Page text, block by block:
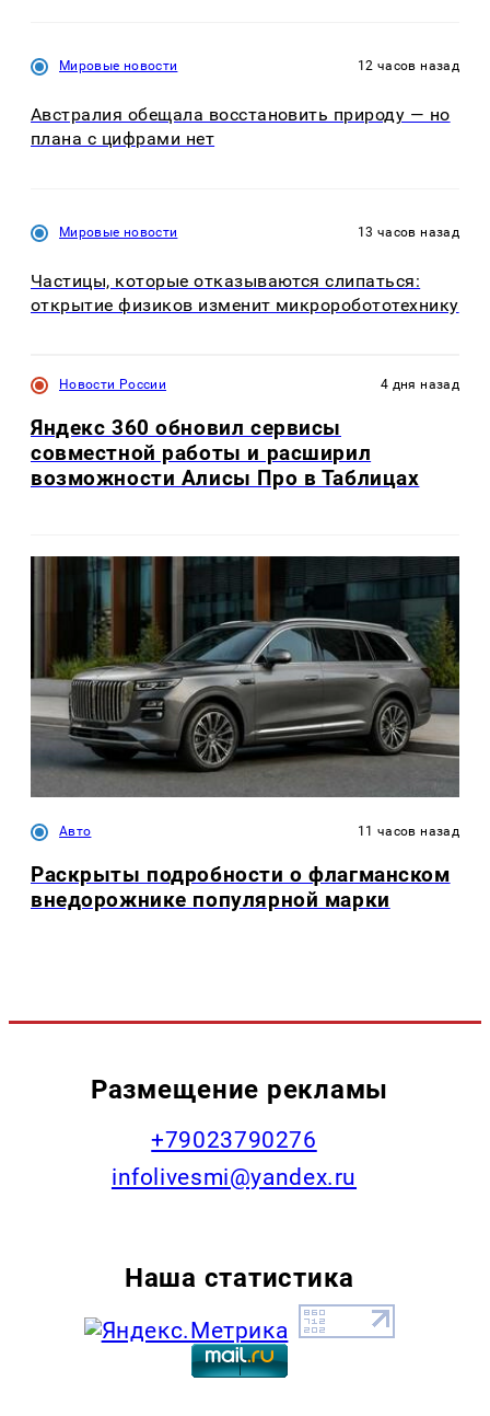
Мировые новости 12 часов назад
Австралия обещала восстановить природу — но
плана с цифрами нет
Мировые новости 13 часов назад
Частицы, которые отказываются слипаться:
открытие физиков изменит микроробототехнику
Новости России 4 дня назад
Яндекс 360 обновил сервисы
совместной работы и расширил
возможности Алисы Про в Таблицах
Авто 11 часов назад
Раскрыты подробности о флагманском
внедорожнике популярной марки
Размещение рекламы
+79023790276
infolivesmi@yandex.ru
Наша статистика